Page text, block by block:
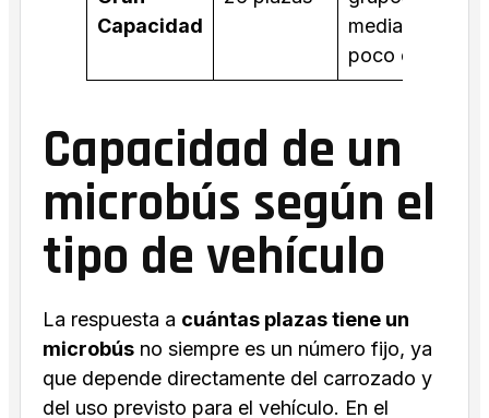
Capacidad
medianos con
poco equipaje.
Capacidad de un
microbús según el
tipo de vehículo
La respuesta a cuántas plazas tiene un
microbús no siempre es un número fijo, ya
que depende directamente del carrozado y
del uso previsto para el vehículo. En el